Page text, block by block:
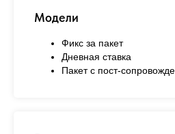
Модели
Фикс за пакет
Дневная ставка
Пакет с